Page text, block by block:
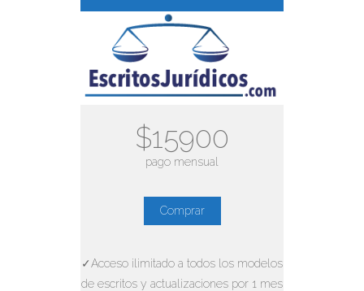
$15900
pago mensual
Comprar
✓Acceso ilimitado a todos los modelos
de escritos y actualizaciones por 1 mes